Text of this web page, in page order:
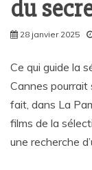
du
28 janvier 2025
Ce qui guide la
Cannes pourrait
fait, dans La
films de la
une recherche